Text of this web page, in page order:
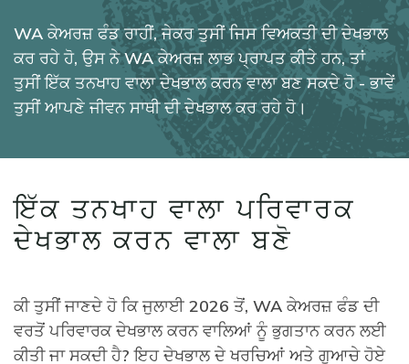
WA ਕੇਅਰਜ਼ ਫੰਡ ਰਾਹੀਂ, ਜੇਕਰ ਤੁਸੀਂ ਜਿਸ ਵਿਅਕਤੀ ਦੀ ਦੇਖਭਾਲ
ਕਰ ਰਹੇ ਹੋ, ਉਸ ਨੇ WA ਕੇਅਰਜ਼ ਲਾਭ ਪ੍ਰਾਪਤ ਕੀਤੇ ਹਨ, ਤਾਂ
ਤੁਸੀਂ ਇੱਕ ਤਨਖਾਹ ਵਾਲਾ ਦੇਖਭਾਲ ਕਰਨ ਵਾਲਾ ਬਣ ਸਕਦੇ ਹੋ - ਭਾਵੇਂ
ਤੁਸੀਂ ਆਪਣੇ ਜੀਵਨ ਸਾਥੀ ਦੀ ਦੇਖਭਾਲ ਕਰ ਰਹੇ ਹੋ।
ਇੱਕ ਤਨਖਾਹ ਵਾਲਾ ਪਰਿਵਾਰਕ
ਦੇਖਭਾਲ ਕਰਨ ਵਾਲਾ ਬਣੋ
ਕੀ ਤੁਸੀਂ ਜਾਣਦੇ ਹੋ ਕਿ ਜੁਲਾਈ 2026 ਤੋਂ, WA ਕੇਅਰਜ਼ ਫੰਡ ਦੀ
ਵਰਤੋਂ ਪਰਿਵਾਰਕ ਦੇਖਭਾਲ ਕਰਨ ਵਾਲਿਆਂ ਨੂੰ ਭੁਗਤਾਨ ਕਰਨ ਲਈ
ਕੀਤੀ ਜਾ ਸਕਦੀ ਹੈ? ਇਹ ਦੇਖਭਾਲ ਦੇ ਖਰਚਿਆਂ ਅਤੇ ਗੁਆਚੇ ਹੋਏ